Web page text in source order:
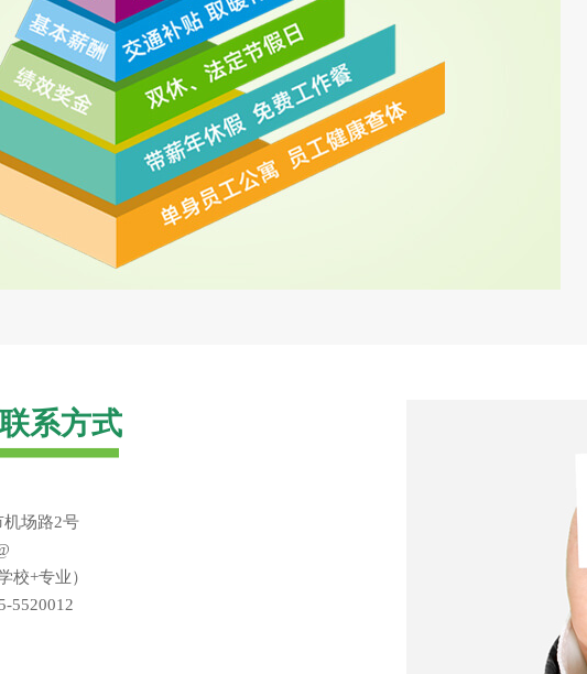
联系方式
场路2号
校+专业）
5520012